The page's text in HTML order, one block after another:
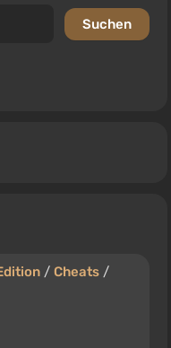
/ Cheats /